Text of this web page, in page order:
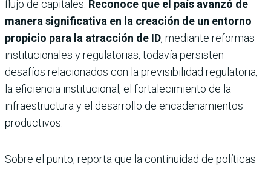
flujo de capitales. Reconoce que el país avanzó de
manera significativa en la creación de un entorno
propicio para la atracción de ID, mediante reformas
institucionales y regulatorias, todavía persisten
desafíos relacionados con la previsibilidad regulatoria,
la eficiencia institucional, el fortalecimiento de la
infraestructura y el desarrollo de encadenamientos
productivos.
Sobre el punto, reporta que la continuidad de políticas